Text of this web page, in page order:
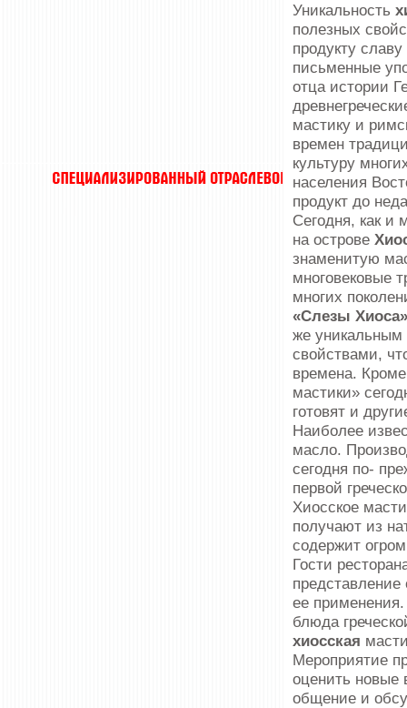
Уникальность
полезных
продукту
письменные
отца истории
мастику и
времен
культуру
населения
продукт до
Сегодня, как и
на острове
знаменитую
многовековые
многих
«Слезы Хиоса»
же уникальным
свойствами,
времена.
мастики»
готовят и
Наиболее
масло.
сегодня по-
первой
Хиосское
получают из
содержит
Гости
ее
блюда
хиосская
Мероприятие
оценить новые
общение и